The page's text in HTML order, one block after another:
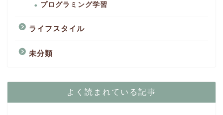
プログラミング学習
ライフスタイル
未分類
よく読まれている記事